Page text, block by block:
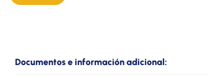
Documentos e información adicional: